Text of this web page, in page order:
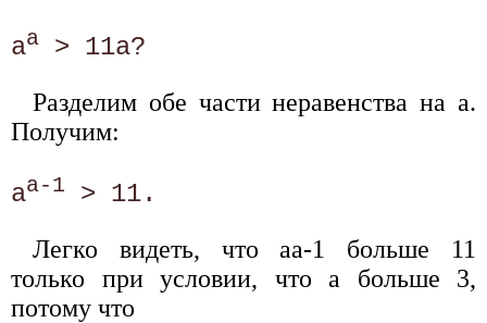
аa
Разделим обе части неравенства на а.
Получим:
aa-1
Легко видеть, что аa-1 больше 11
только при условии, что а больше 3,
потому что